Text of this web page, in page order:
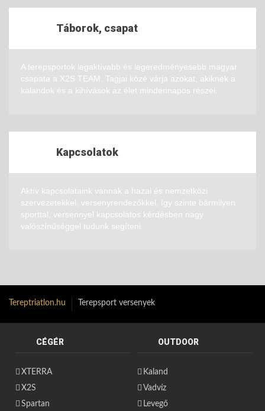
Táborok, csapat
A terepsportok legaktívabb és legeredményesebb magyar
csapata a X2S TEAM. Tagjai közé várja azokat, akiknek a
kalandok és a kihívások az élet mindennapos részei.
Kapcsolatok
Aktív kapcsolataink vannak a hazai és nemzetközi
szervezetekkel, versenyrendezőkkel, így szinte bármilyen
sporttal, versennyel kapcsolatos kérdésben nagy
valószínűséggel tudunk segíteni.
Tereptriatlon.hu Terepsport versenyek
CÉGÉR
XTERRA
X2S
Spartan
OUTDOOR
Kaland
Vadvíz
Levegő